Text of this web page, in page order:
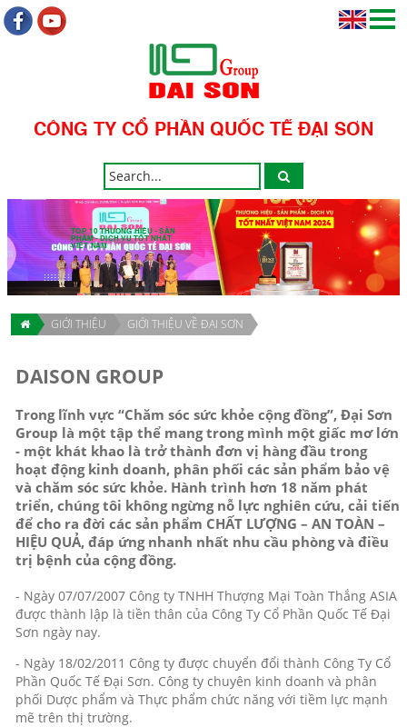
CÔNG TY CỔ PHẦN QUỐC TẾ ĐẠI SƠN
TOP 10 THƯƠNG HIỆU - SẢN
PHẨM - DỊCH VỤ TỐT NHẤT
VIỆT NAM
GIỚI THIỆU GIỚI THIỆU VỀ ĐẠI SƠN
DAISON GROUP
Trong lĩnh vực “Chăm sóc sức khỏe cộng đồng”, Đại Sơn
Group là một tập thể mang trong mình một giấc mơ lớn
- một khát khao là trở thành đơn vị hàng đầu trong
hoạt động kinh doanh, phân phối các sản phẩm bảo vệ
và chăm sóc sức khỏe. Hành trình hơn 18 năm phát
triển, chúng tôi không ngừng nỗ lực nghiên cứu, cải tiến
để cho ra đời các sản phẩm CHẤT LƯỢNG – AN TOÀN –
HIỆU QUẢ, đáp ứng nhanh nhất nhu cầu phòng và điều
trị bệnh của cộng đồng.
- Ngày 07/07/2007 Công ty TNHH Thượng Mại Toàn Thắng ASIA
được thành lập là tiền thân của Công Ty Cổ Phần Quốc Tế Đại
Sơn ngày nay.
- Ngày 18/02/2011 Công ty được chuyển đổi thành Công Ty Cổ
Phần Quốc Tế Đại Sơn. Công ty chuyên kinh doanh và phân
phối Dược phẩm và Thực phẩm chức năng với tiềm lực mạnh
mẽ trên thị trường.